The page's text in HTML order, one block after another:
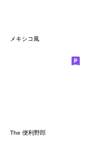
メキシコ風
The 便利野郎